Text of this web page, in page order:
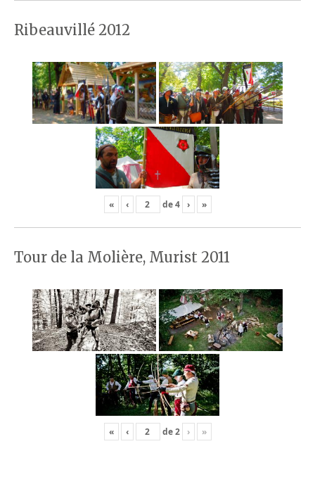
Ribeauvillé 2012
« ‹ de4 › »
Tour de la Molière, Murist 2011
« ‹ de2 › »